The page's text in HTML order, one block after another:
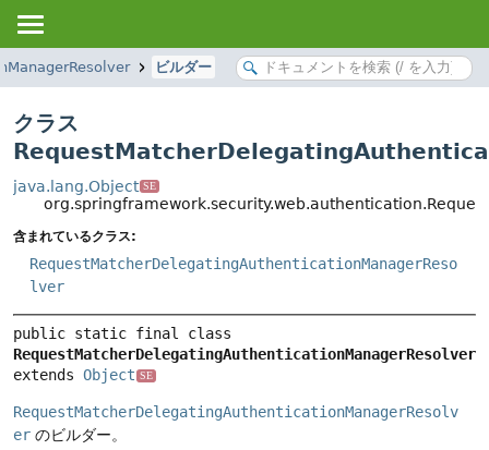
ビルダー
クラス
java.lang.Object SE
含まれているクラス:
RequestMatcherDelegatingAuthenticationManagerReso
lver
extends Object SE
RequestMatcherDelegatingAuthenticationManagerResolv
er のビルダー。